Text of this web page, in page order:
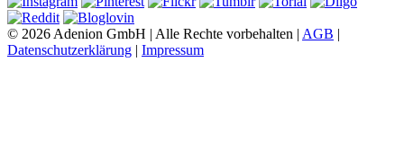
© 2026 Adenion GmbH | Alle Rechte vorbehalten | AGB |
Datenschutzerklärung | Impressum